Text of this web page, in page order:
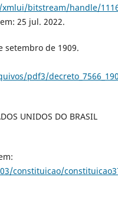
bitstream/handle/
25 jul. 2022.
setembro de 1909.
pdf3/
UNIDOS DO BRASIL
constituicao/